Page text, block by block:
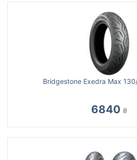
Bridgestone Exedra Max
6840 ₴